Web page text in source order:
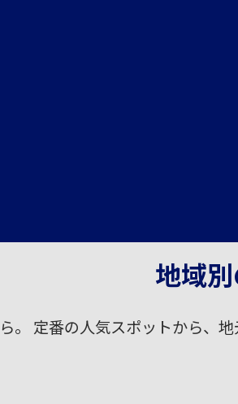
地域
。 定番の人気スポットから、